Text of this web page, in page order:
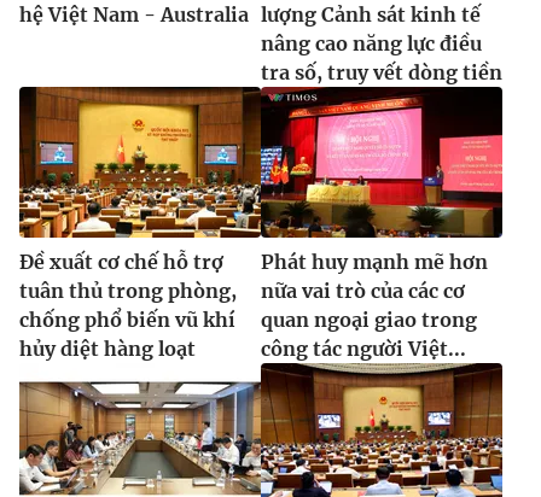
hệ Việt Nam - Australia lượng Cảnh sát kinh tế
nâng cao năng lực điều
tra số, truy vết dòng tiền
Đề xuất cơ chế hỗ trợ
tuân thủ trong phòng,
chống phổ biến vũ khí
hủy diệt hàng loạt
Phát huy mạnh mẽ hơn
nữa vai trò của các cơ
quan ngoại giao trong
công tác người Việt...